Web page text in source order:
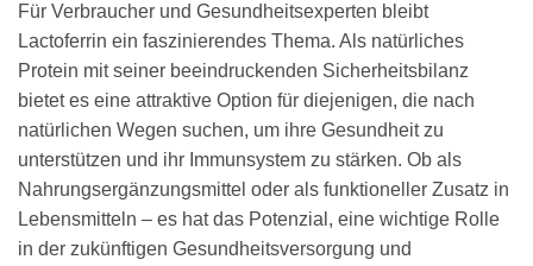
Für Verbraucher und Gesundheitsexperten bleibt
Lactoferrin ein faszinierendes Thema. Als natürliches
Protein mit seiner beeindruckenden Sicherheitsbilanz
bietet es eine attraktive Option für diejenigen, die nach
natürlichen Wegen suchen, um ihre Gesundheit zu
unterstützen und ihr Immunsystem zu stärken. Ob als
Nahrungsergänzungsmittel oder als funktioneller Zusatz in
Lebensmitteln – es hat das Potenzial, eine wichtige Rolle
in der zukünftigen Gesundheitsversorgung und